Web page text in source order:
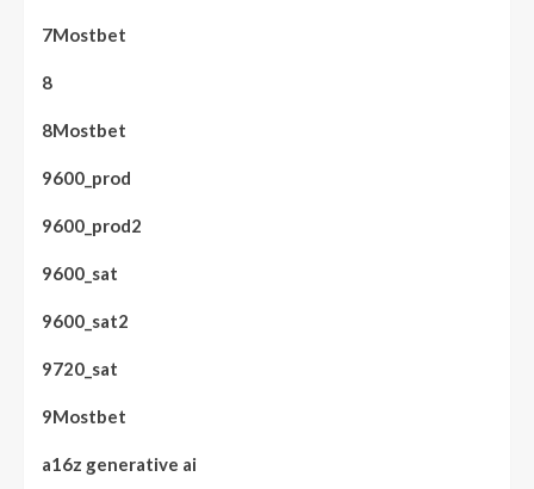
7Mostbet
8
8Mostbet
9600_prod
9600_prod2
9600_sat
9600_sat2
9720_sat
9Mostbet
a16z generative ai